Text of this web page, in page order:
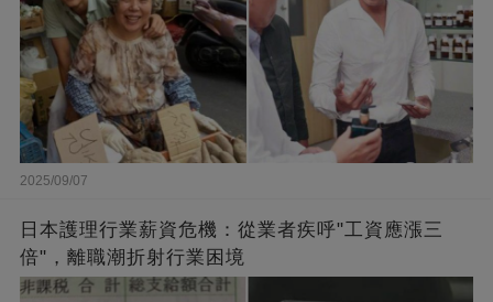
2025/09/07
日本護理行業薪資危機：從業者疾呼"工資應漲三
倍"，離職潮折射行業困境